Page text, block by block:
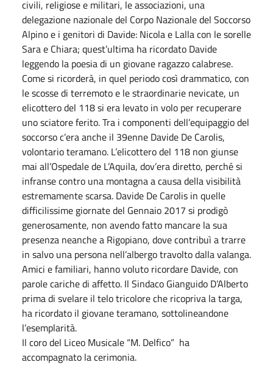
civili, religiose e militari, le associazioni, una
delegazione nazionale del Corpo Nazionale del Soccorso
Alpino e i genitori di Davide: Nicola e Lalla con le sorelle
Sara e Chiara; quest’ultima ha ricordato Davide
leggendo la poesia di un giovane ragazzo calabrese.
Come si ricorderà, in quel periodo così drammatico, con
le scosse di terremoto e le straordinarie nevicate, un
elicottero del 118 si era levato in volo per recuperare
uno sciatore ferito. Tra i componenti dell’equipaggio del
soccorso c’era anche il 39enne Davide De Carolis,
volontario teramano. L’elicottero del 118 non giunse
mai all’Ospedale de L’Aquila, dov’era diretto, perché si
infranse contro una montagna a causa della visibilità
estremamente scarsa. Davide De Carolis in quelle
difficilissime giornate del Gennaio 2017 si prodigò
generosamente, non avendo fatto mancare la sua
presenza neanche a Rigopiano, dove contribuì a trarre
in salvo una persona nell’albergo travolto dalla valanga.
Amici e familiari, hanno voluto ricordare Davide, con
parole cariche di affetto. Il Sindaco Gianguido D’Alberto
prima di svelare il telo tricolore che ricopriva la targa,
ha ricordato il giovane teramano, sottolineandone
l’esemplarità.
Il coro del Liceo Musicale “M. Delfico” ha
accompagnato la cerimonia.